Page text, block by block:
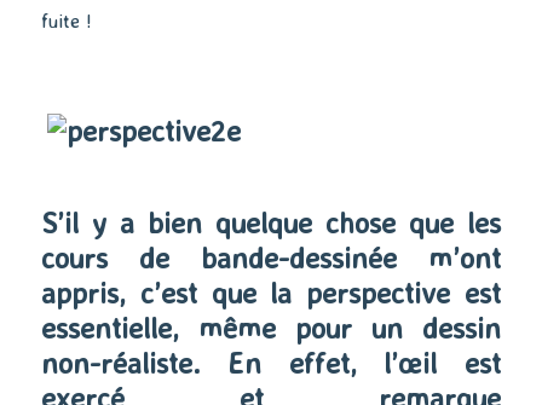
fuite !
S’il y a bien quelque chose que les
cours de bande-dessinée m’ont
appris, c’est que la perspective est
essentielle, même pour un dessin
non-réaliste. En effet, l’œil est